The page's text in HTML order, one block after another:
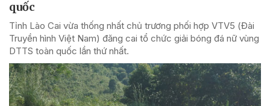
quốc
Tỉnh Lào Cai vừa thống nhất chủ trương phối hợp VTV5 (Đài
Truyền hình Việt Nam) đăng cai tổ chức giải bóng đá nữ vùng
DTTS toàn quốc lần thứ nhất.